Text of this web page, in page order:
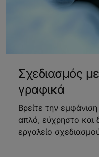
Σχεδιασμός
γραφικά
Βρείτε την
απλό, εύχρηστο και
εργαλείο